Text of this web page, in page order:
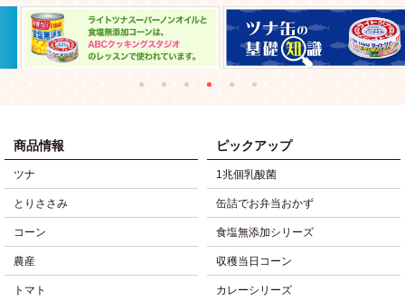
商品情報
ツナ
とりささみ
コーン
農産
トマト
ピックアップ
1兆個乳酸菌
缶詰でお弁当おかず
食塩無添加シリーズ
収穫当日コーン
カレーシリーズ